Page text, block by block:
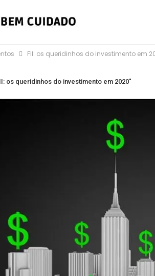
FII: os queridinhos do investimento em
os queridinhos do investimento em 2020"